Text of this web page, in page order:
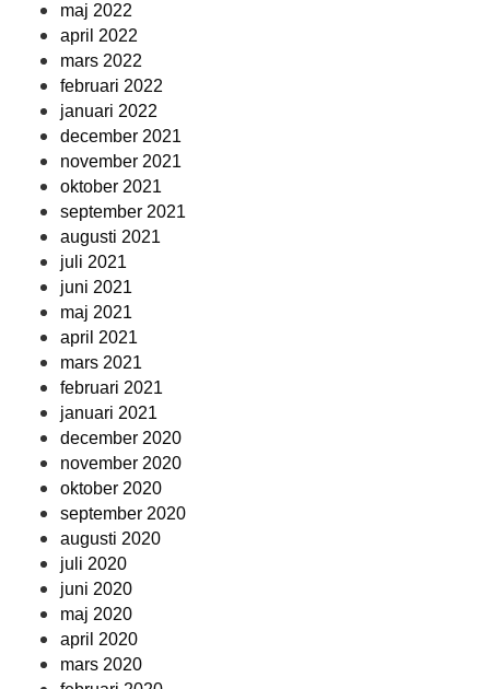
maj 2022
april 2022
mars 2022
februari 2022
januari 2022
december 2021
november 2021
oktober 2021
september 2021
augusti 2021
juli 2021
juni 2021
maj 2021
april 2021
mars 2021
februari 2021
januari 2021
december 2020
november 2020
oktober 2020
september 2020
augusti 2020
juli 2020
juni 2020
maj 2020
april 2020
mars 2020